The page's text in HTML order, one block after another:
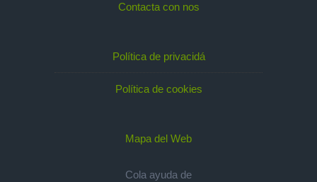
Contacta con nos
Política de privacidá
Política de cookies
Mapa del Web
Cola ayuda de